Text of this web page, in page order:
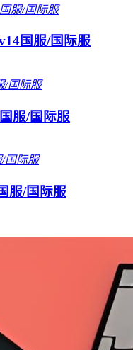
国服/国际服
服/国际服
服/国际服